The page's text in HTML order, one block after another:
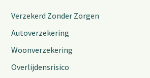
Verzekerd Zonder Zorgen
Autoverzekering
Woonverzekering
Overlijdensrisico